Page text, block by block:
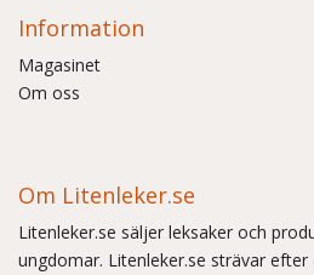
Information
Magasinet
Om oss
Om Litenleker.se
Litenleker.se säljer leksaker och
ungdomar. Litenleker.se strävar